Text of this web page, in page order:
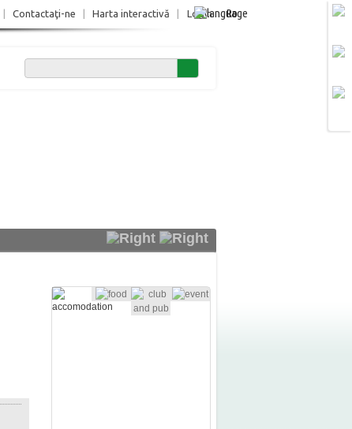
Login Ro
Contactaţi-ne Harta interactivă